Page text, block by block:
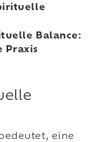
Balance:
Praxis
eine